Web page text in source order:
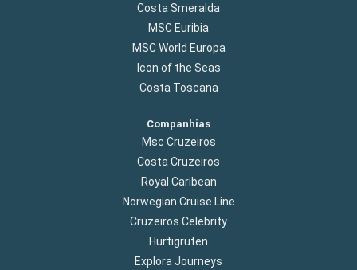
Costa Smeralda
MSC Euribia
MSC World Europa
Icon of the Seas
Costa Toscana
Companhias
Msc Cruzeiros
Costa Cruzeiros
Royal Caribean
Norwegian Cruise Line
Cruzeiros Celebrity
Hurtigruten
Explora Journeys